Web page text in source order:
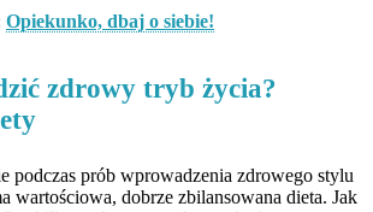
Opiekunko, dbaj o siebie!
zdrowy tryb życia?
podczas prób wprowadzenia zdrowego stylu
wartościowa, dobrze zbilansowana dieta. Jak